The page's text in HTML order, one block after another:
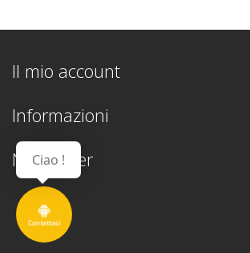
Il mio account
Informazioni
Newsletter
Contattaci
Ciao !